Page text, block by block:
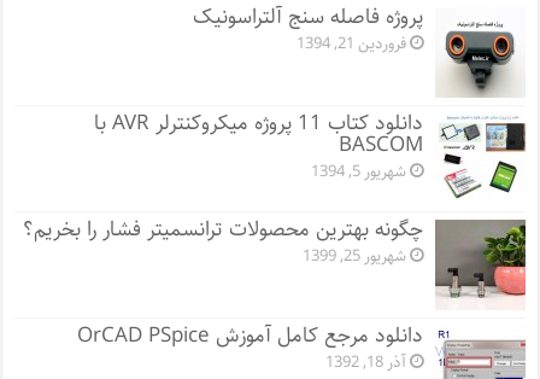
پروژه فاصله سنج آلتراسونیک
فروردین 21, 1394
دانلود کتاب 11 پروژه میکروکنترلر AVR با
BASCOM
شهریور 5, 1394
چگونه بهترین محصولات ترانسمیتر فشار را بخریم؟
شهریور 25, 1399
دانلود مرجع کامل آموزش OrCAD PSpice
آذر 18, 1392